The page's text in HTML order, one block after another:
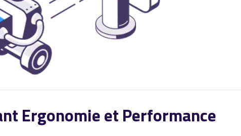
Ergonomie et Performance